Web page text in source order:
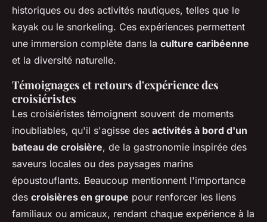
historiques ou des activités nautiques, telles que le
kayak ou le snorkeling. Ces expériences permettent
une immersion complète dans la culture caribéenne
et la diversité naturelle.
Témoignages et retours d'expérience des
croisiéristes
Les croisiéristes témoignent souvent de moments
inoubliables, qu'il s'agisse des activités à bord d'un
bateau de croisière, de la gastronomie inspirée des
saveurs locales ou des paysages marins
époustouflants. Beaucoup mentionnent l'importance
des croisières en groupe pour renforcer les liens
familiaux ou amicaux, rendant chaque expérience à la